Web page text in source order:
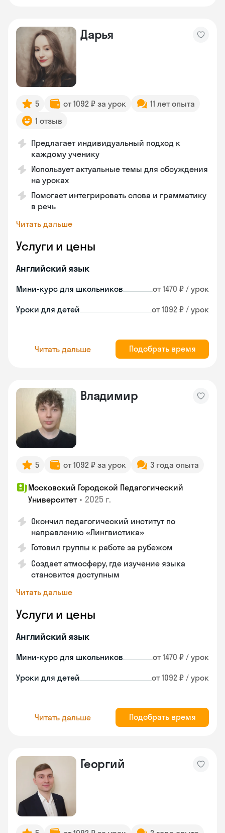
Дарья
5 от 1092 ₽ за урок
11 лет опыта
1 отзыв
Предлагает индивидуальный подход к
каждому ученику
Использует актуальные темы для обсуждения
на уроках
Помогает интегрировать слова и грамматику
в речь
Читать дальше
Услуги и цены
Английский язык
Мини-курс для школьников от 1470 ₽ / урок
Уроки для детей от 1092 ₽ / урок
Читать дальше Подобрать время
Владимир
5 от 1092 ₽ за урок 3 года опыта
Московский Городской Педагогический
Университет • 2025 г.
Окончил педагогический институт по
направлению «Лингвистика»
Готовил группы к работе за рубежом
Создает атмосферу, где изучение языка
становится доступным
Читать дальше
Услуги и цены
Английский язык
Мини-курс для школьников от 1470 ₽ / урок
Уроки для детей от 1092 ₽ / урок
Читать дальше Подобрать время
Георгий